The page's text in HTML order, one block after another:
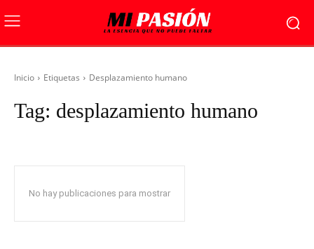
Inicio Etiquetas Desplazamiento humano
Tag: desplazamiento humano
No hay publicaciones para mostrar